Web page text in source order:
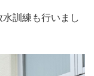
訓練も行いまし